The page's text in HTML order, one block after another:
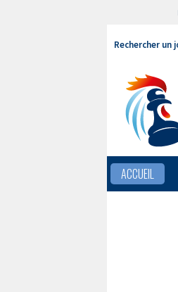
Rechercher un
ACCUEIL